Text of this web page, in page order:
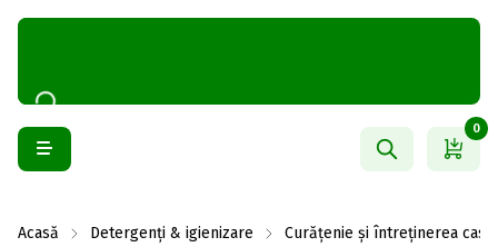
0
Acasă Detergenți & igienizare Curățenie și întreținerea casei